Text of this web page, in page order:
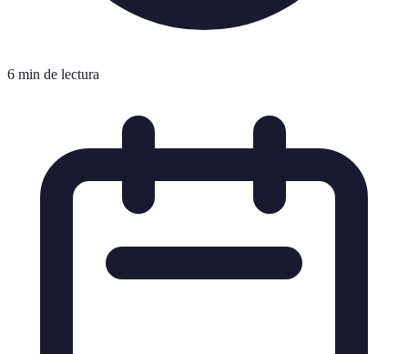
6 min de lectura